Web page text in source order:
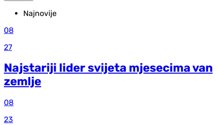
Najnovije
08
27
Najstariji lider svijeta mjesecima van
zemlje
08
23